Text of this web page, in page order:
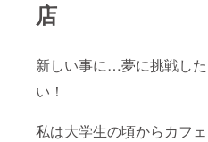
店
新しい事に…夢に挑戦した
い！
私は大学生の頃からカフェ